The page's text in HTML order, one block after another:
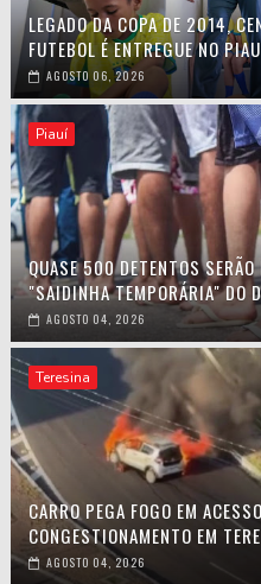
LEGADO DA COPA DE 2014,
FUTEBOL É ENTREGUE NO
AGOSTO 06, 2026
Piauí
QUASE 500 DETENTOS
"SAIDINHA TEMPORÁRIA" DO
AGOSTO 04, 2026
Teresina
CARRO PEGA FOGO EM
CONGESTIONAMENTO EM
AGOSTO 04, 2026